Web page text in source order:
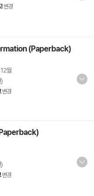
변경
(Paperback)
월
변경
변경